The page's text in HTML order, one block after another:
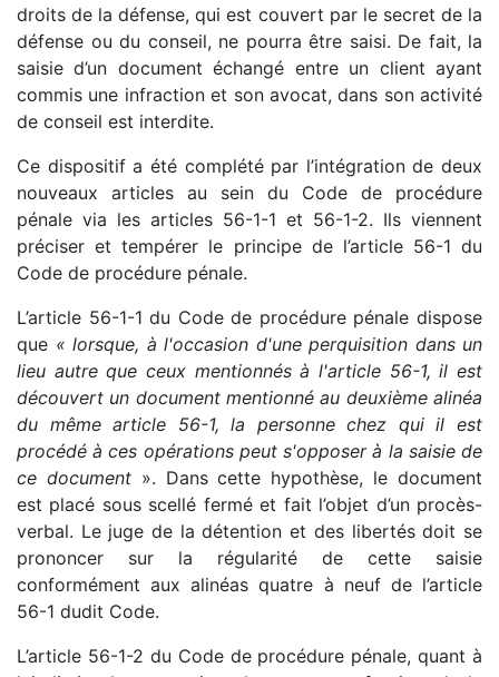
droits de la défense, qui est couvert par le secret de la
défense ou du conseil, ne pourra être saisi. De fait, la
saisie d’un document échangé entre un client ayant
commis une infraction et son avocat, dans son activité
de conseil est interdite.
Ce dispositif a été complété par l’intégration de deux
nouveaux articles au sein du Code de procédure
pénale via les articles 56-1-1 et 56-1-2. Ils viennent
préciser et tempérer le principe de l’article 56-1 du
Code de procédure pénale.
L’article 56-1-1 du Code de procédure pénale dispose
que « lorsque, à l'occasion d'une perquisition dans un
lieu autre que ceux mentionnés à l'article 56-1, il est
découvert un document mentionné au deuxième alinéa
du même article 56-1, la personne chez qui il est
procédé à ces opérations peut s'opposer à la saisie de
ce document». Dans cette hypothèse, le document
est placé sous scellé fermé et fait l’objet d’un procès-
verbal. Le juge de la détention et des libertés doit se
prononcer sur la régularité de cette saisie
conformément aux alinéas quatre à neuf de l’article
56-1 dudit Code.
L’article 56-1-2 du Code de procédure pénale, quant à